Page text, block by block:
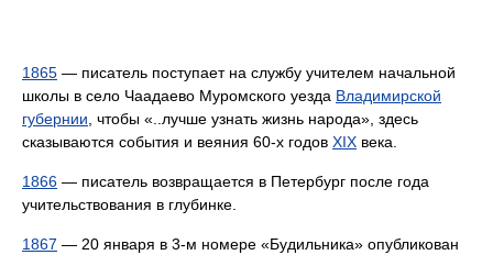
1865 — писатель поступает на службу учителем начальной
школы в село Чаадаево Муромского уезда Владимирской
губернии, чтобы «..лучше узнать жизнь народа», здесь
сказываются события и веяния 60-х годов XIX века.
1866 — писатель возвращается в Петербург после года
учительствования в глубинке.
1867 — 20 января в 3-м номере «Будильника» опубликован